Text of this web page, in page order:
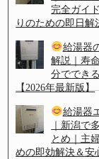
完全ガイ
りのための即日解
給湯器
解説｜寿
分ででき
【2026年最新版】
給湯器
｜新潟で
とめ｜主
めの即効解決＆安